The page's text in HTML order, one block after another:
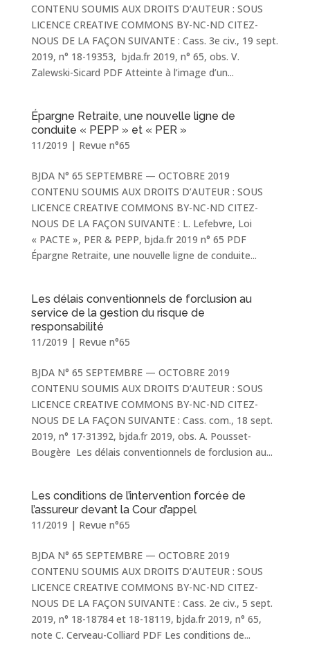
CONTENU SOUMIS AUX DROITS D’AUTEUR : SOUS
LICENCE CREATIVE COMMONS BY-NC-ND CITEZ-
NOUS DE LA FAÇON SUIVANTE : Cass. 3e civ., 19 sept.
2019, n° 18-19353, bjda.fr 2019, n° 65, obs. V.
Zalewski-Sicard PDF ​Atteinte à l’image d’un...
Épargne Retraite, une nouvelle ligne de
conduite « PEPP » et « PER »
11/2019 | Revue n°65
BJDA N° 65 SEPTEMBRE — OCTOBRE 2019
CONTENU SOUMIS AUX DROITS D’AUTEUR : SOUS
LICENCE CREATIVE COMMONS BY-NC-ND CITEZ-
NOUS DE LA FAÇON SUIVANTE : L. Lefebvre, Loi
« PACTE », PER & PEPP, bjda.fr 2019 n° 65 PDF
Épargne Retraite, une nouvelle ligne de conduite...
Les délais conventionnels de forclusion au
service de la gestion du risque de
responsabilité
11/2019 | Revue n°65
BJDA N° 65 SEPTEMBRE — OCTOBRE 2019
CONTENU SOUMIS AUX DROITS D’AUTEUR : SOUS
LICENCE CREATIVE COMMONS BY-NC-ND CITEZ-
NOUS DE LA FAÇON SUIVANTE : Cass. com., 18 sept.
2019, n° 17-31392, bjda.fr 2019, obs. A. Pousset-
Bougère ​ Les délais conventionnels de forclusion au...
Les conditions de l’intervention forcée de
l’assureur devant la Cour d’appel
11/2019 | Revue n°65
BJDA N° 65 SEPTEMBRE — OCTOBRE 2019
CONTENU SOUMIS AUX DROITS D’AUTEUR : SOUS
LICENCE CREATIVE COMMONS BY-NC-ND CITEZ-
NOUS DE LA FAÇON SUIVANTE : Cass. 2e civ., 5 sept.
2019, n° 18-18784 et 18-18119, bjda.fr 2019, n° 65,
note C. Cerveau-Colliard PDF ​Les conditions de...